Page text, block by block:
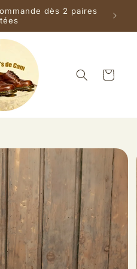
dès 2 paires
Panier